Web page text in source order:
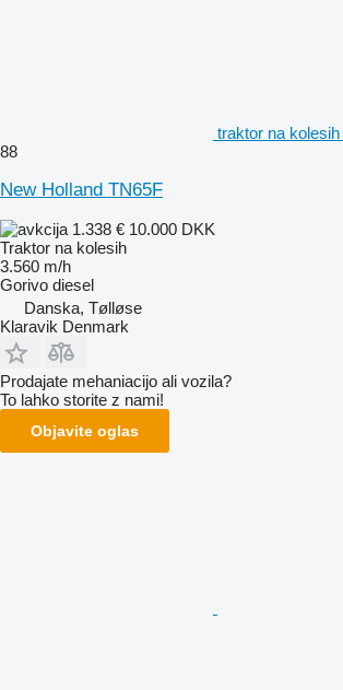
traktor na
88
New Holland TN65F
1.338 € 10.000 DKK
Traktor na kolesih
3.560 m/h
Gorivo diesel
Danska, Tølløse
Klaravik Denmark
Prodajate mehaniacijo ali vozila?
To lahko storite z nami!
Objavite oglas